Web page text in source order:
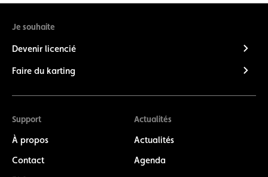
Je souhaite
Devenir licencié
Faire du karting
Support
À propos
Contact
Actualités
Actualités
Agenda